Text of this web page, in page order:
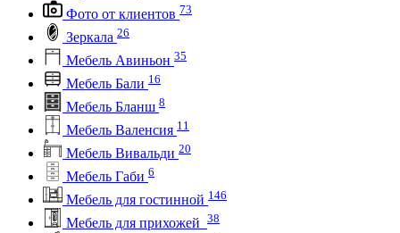
Фото от клиентов 73
Зеркала 26
Мебель Авиньон 35
Мебель Бали 16
Мебель Бланш 8
Мебель Валенсия 11
Мебель Вивальди 20
Мебель Габи 6
Мебель для гостинной 146
Мебель для прихожей 38